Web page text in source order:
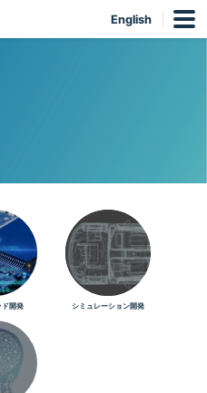
English
ド開発 シミュレーション開発